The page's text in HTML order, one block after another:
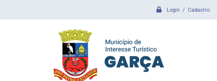
Login / Cadastro